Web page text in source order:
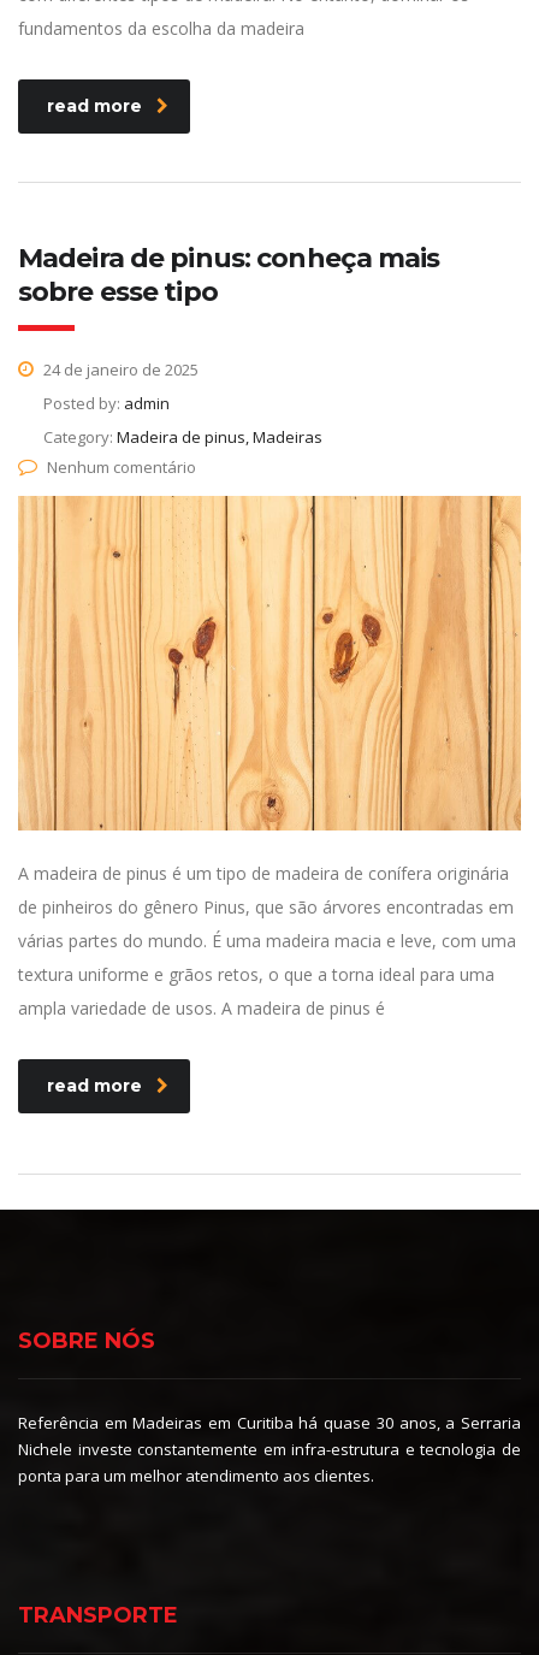
fundamentos da escolha da madeira
read more
Madeira de pinus: conheça mais
sobre esse tipo
24 de janeiro de 2025
Posted by: admin
Category: Madeira de pinus, Madeiras
Nenhum comentário
A madeira de pinus é um tipo de madeira de conífera originária
de pinheiros do gênero Pinus, que são árvores encontradas em
várias partes do mundo. É uma madeira macia e leve, com uma
textura uniforme e grãos retos, o que a torna ideal para uma
ampla variedade de usos. A madeira de pinus é
read more
SOBRE NÓS
Referência em Madeiras em Curitiba há quase 30 anos, a Serraria
Nichele investe constantemente em infra-estrutura e tecnologia de
ponta para um melhor atendimento aos clientes.
TRANSPORTE